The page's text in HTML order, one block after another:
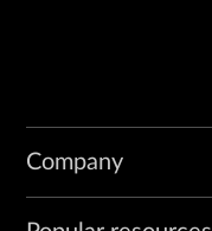
Company